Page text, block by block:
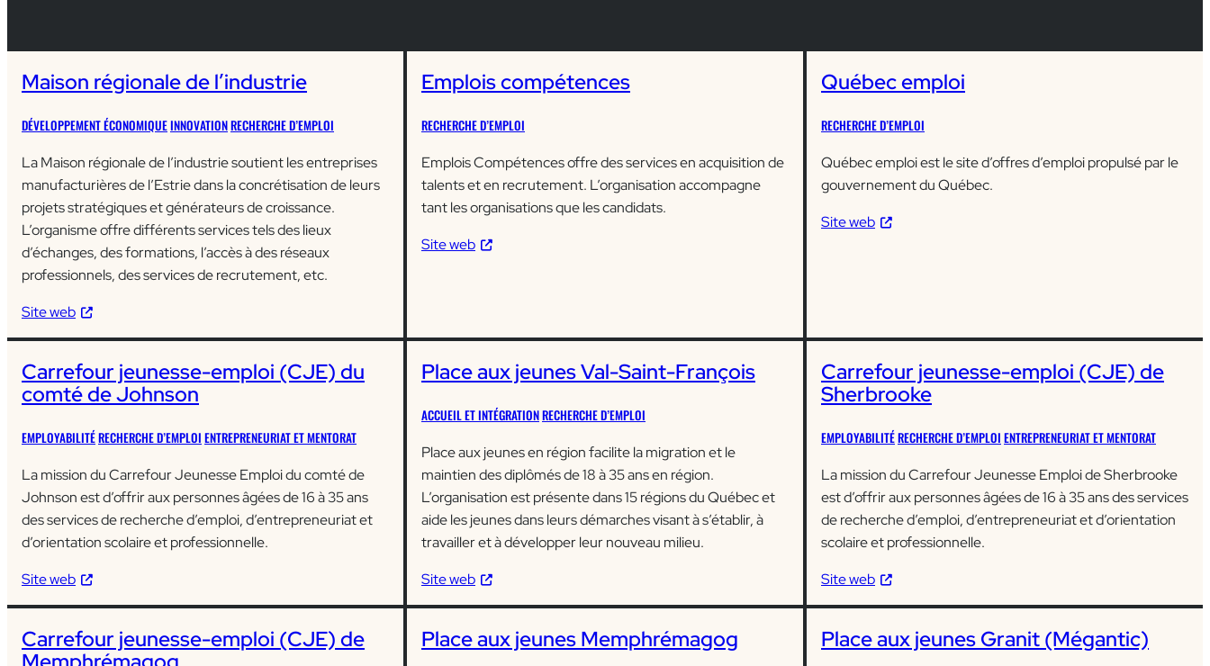
Maison régionale de l’industrie
DÉVELOPPEMENT ÉCONOMIQUEINNOVATIONRECHERCHE D’EMPLOI
La Maison régionale de l’industrie soutient les entreprises
manufacturières de l’Estrie dans la concrétisation de leurs
projets stratégiques et générateurs de croissance.
L’organisme offre différents services tels des lieux
d’échanges, des formations, l’accès à des réseaux
professionnels, des services de recrutement, etc.
Site web
Emplois compétences
RECHERCHE D’EMPLOI
Emplois Compétences offre des services en acquisition de
talents et en recrutement. L’organisation accompagne
tant les organisations que les candidats.
Site web
Québec emploi
RECHERCHE D’EMPLOI
Québec emploi est le site d’offres d’emploi propulsé par le
gouvernement du Québec.
Site web
Carrefour jeunesse-emploi (CJE) du
comté de Johnson
EMPLOYABILITÉRECHERCHE D’EMPLOI ENTREPRENEURIAT ET MENTORAT
La mission du Carrefour Jeunesse Emploi du comté de
Johnson est d’offrir aux personnes âgées de 16 à 35 ans
des services de recherche d’emploi, d’entrepreneuriat et
d’orientation scolaire et professionnelle.
Site web
Place aux jeunes Val-Saint-François
ACCUEIL ET INTÉGRATIONRECHERCHE D’EMPLOI
Place aux jeunes en région facilite la migration et le
maintien des diplômés de 18 à 35 ans en région.
L’organisation est présente dans 15 régions du Québec et
aide les jeunes dans leurs démarches visant à s’établir, à
travailler et à développer leur nouveau milieu.
Site web
Carrefour jeunesse-emploi (CJE) de
Sherbrooke
EMPLOYABILITÉRECHERCHE D’EMPLOI ENTREPRENEURIAT ET MENTORAT
La mission du Carrefour Jeunesse Emploi de Sherbrooke
est d’offrir aux personnes âgées de 16 à 35 ans des services
de recherche d’emploi, d’entrepreneuriat et d’orientation
scolaire et professionnelle.
Site web
Carrefour jeunesse-emploi (CJE) de
Place aux jeunes Memphrémagog Place aux jeunes Granit (Mégantic)